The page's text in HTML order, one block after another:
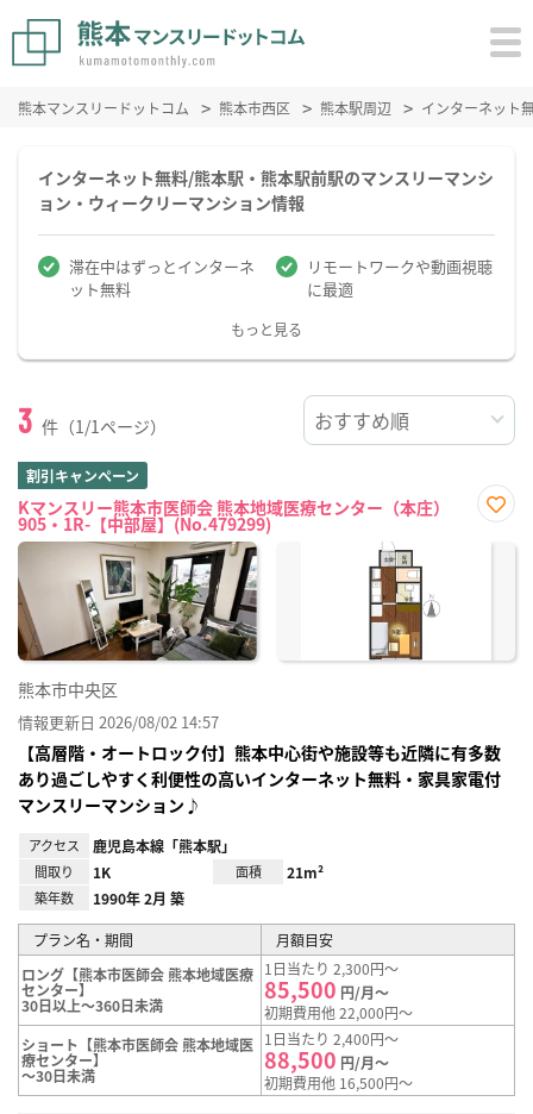
熊本マンスリードットコム 熊本市西区 熊本駅周辺 インターネット
インターネット無料/熊本駅・熊本駅前駅のマンスリーマンシ
ョン・ウィークリーマンション情報
滞在中はずっとインターネ
ット無料
リモートワークや動画視聴
に最適
もっと見る
3 件（1/1ページ）
割引キャンペーン
Kマンスリー熊本市医師会 熊本地域医療センター（本庄）
905・1R-【中部屋】(No.479299)
に入
熊本市中央区
情報更新日 2026/08/02 14:57
【高層階・オートロック付】熊本中心街や施設等も近隣に有多数
あり過ごしやすく利便性の高いインターネット無料・家具家電付
マンスリーマンション♪
アクセス 鹿児島本線「熊本駅」
間取り 1K 面積 21m²
築年数 1990年 2月 築
プラン名・期間
月額目安
ロング【熊本市医師会 熊本地域医療
センター】
30日以上～360日未満
1日当たり 2,300円～
85,500 円/月～
初期費用他 22,000円～
ショート【熊本市医師会 熊本地域医
療センター】
～30日未満
1日当たり 2,400円～
88,500 円/月～
初期費用他 16,500円～